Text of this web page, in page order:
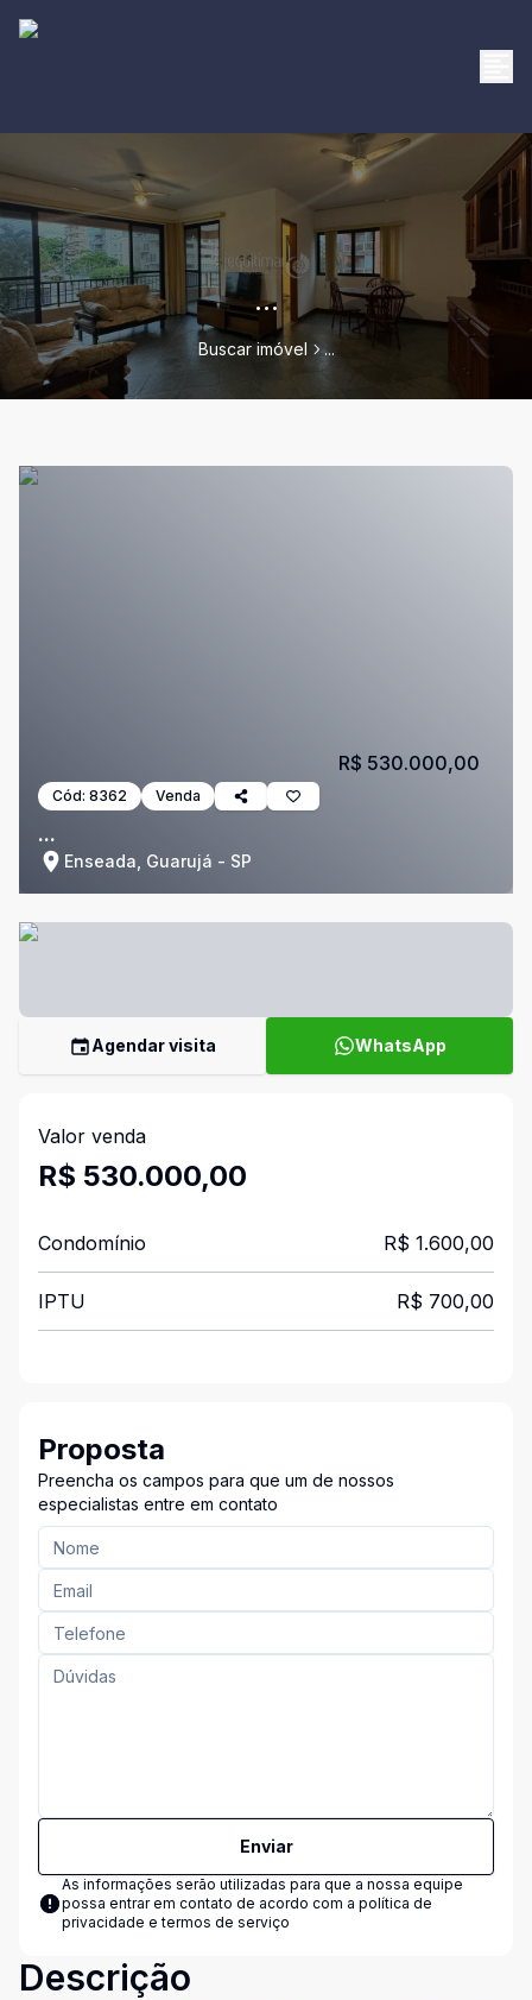
...
Buscar imóvel ...
Cód: 8362 Venda
...
Enseada, Guarujá - SP
R$ 530.000,00
Agendar visita WhatsApp
Valor venda
R$ 530.000,00
Condomínio R$ 1.600,00
IPTU R$ 700,00
Proposta
Preencha os campos para que um de nossos
especialistas entre em contato
Enviar
As informações serão utilizadas para que a nossa equipe
possa entrar em contato de acordo com a política de
privacidade e termos de serviço
Descrição